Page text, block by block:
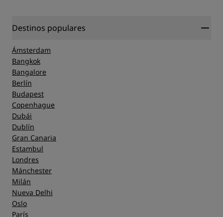
Destinos populares
Ámsterdam
Bangkok
Bangalore
Berlín
Budapest
Copenhague
Dubái
Dublín
Gran Canaria
Estambul
Londres
Mánchester
Milán
Nueva Delhi
Oslo
París